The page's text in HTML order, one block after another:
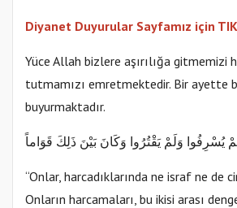
Diyanet Duyurular Sayfamız için
Yüce Allah bizlere aşırılığa gitmemizi
tutmamızı emretmektedir. Bir ayette
buyurmaktadır.
لَمْ يُسْرِفُوا وَلَمْ يَقْتُرُوا وَكَانَ بَيْنَ ذَلِكَ قَوَاماً
“Onlar, harcadıklarında ne israf ne de
Onların harcamaları, bu ikisi arası